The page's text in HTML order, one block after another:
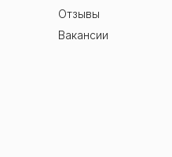
Отзывы
Вакансии